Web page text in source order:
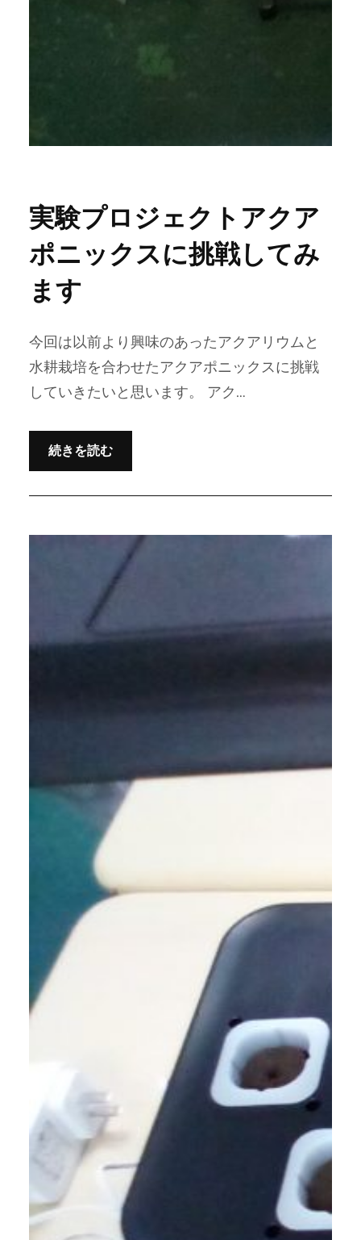
実験プロジェクトアクア
ポニックスに挑戦してみ
ます
今回は以前より興味のあったアクアリウムと
水耕栽培を合わせたアクアポニックスに挑戦
していきたいと思います。 アク…
続きを読む